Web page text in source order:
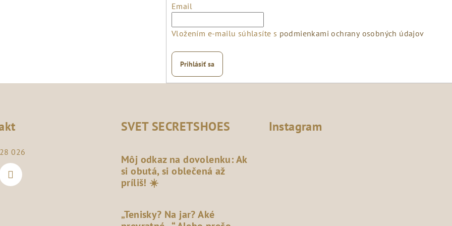
Email
Vložením e-mailu súhlasíte s podmienkami ochrany osobných údajov
Prihlásiť sa
026
SVET SECRETSHOES
Môj odkaz na dovolenku: Ak
si obutá, si oblečená až
príliš! ☀️
„Tenisky? Na jar? Aké
Instagram